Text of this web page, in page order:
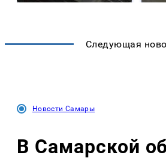
Следующая
Новости Самары
В Самарской